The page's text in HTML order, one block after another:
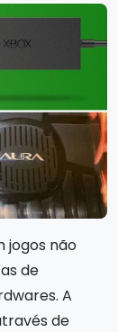
jogos não
de
A
de